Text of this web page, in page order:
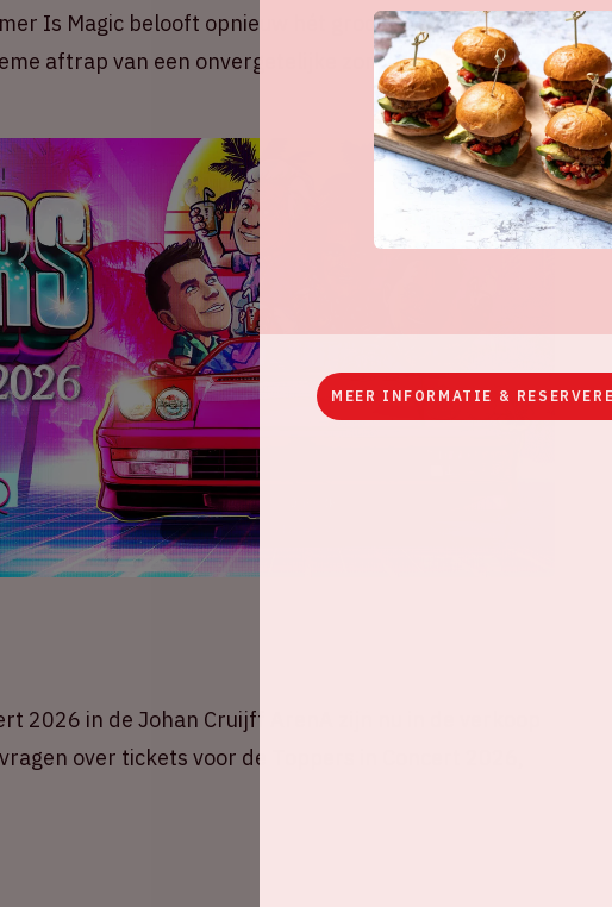
Is Magic belooft opnieuw hét grootste meezingfeest
aftrap van een onvergetelijke zomer.
2026 in de Johan Cruijff ArenA zijn nu in de verkoop
over tickets voor de Toppers in Concert 2026,
MEER INFORMATIE &